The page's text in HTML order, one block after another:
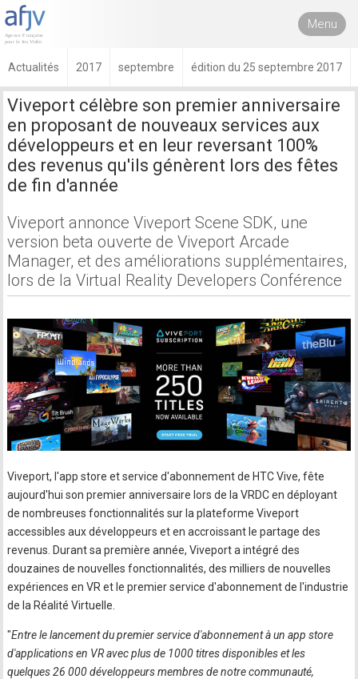
Menu
Actualités 2017 septembre édition du 25 septembre 2017
Viveport célèbre son premier anniversaire
en proposant de nouveaux services aux
développeurs et en leur reversant 100%
des revenus qu'ils génèrent lors des fêtes
de fin d'année
Viveport annonce Viveport Scene SDK, une
version beta ouverte de Viveport Arcade
Manager, et des améliorations supplémentaires,
lors de la Virtual Reality Developers Conférence
Viveport, l'app store et service d'abonnement de HTC Vive, fête
aujourd'hui son premier anniversaire lors de la VRDC en déployant
de nombreuses fonctionnalités sur la plateforme Viveport
accessibles aux développeurs et en accroissant le partage des
revenus. Durant sa première année, Viveport a intégré des
douzaines de nouvelles fonctionnalités, des milliers de nouvelles
expériences en VR et le premier service d'abonnement de l'industrie
de la Réalité Virtuelle.
"Entre le lancement du premier service d'abonnement à un app store
d'applications en VR avec plus de 1000 titres disponibles et les
quelques 26 000 développeurs membres de notre communauté,